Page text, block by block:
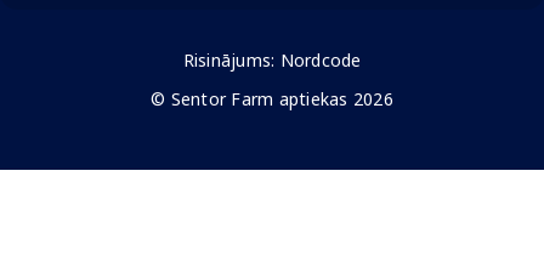
Risinājums: Nordcode
© Sentor Farm aptiekas 2026